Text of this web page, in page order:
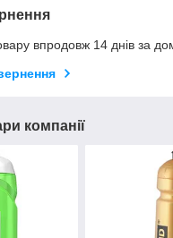
впродовж 14 днів за
компанії